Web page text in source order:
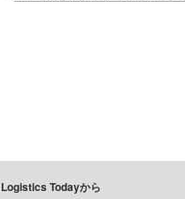
Logistics Todayから